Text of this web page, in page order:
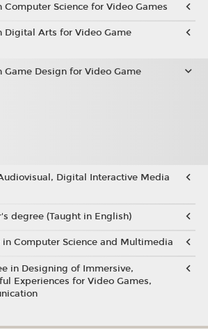
Computer Science for Video Games
Digital Arts for Video Game
Game Design for Video Game
Digital Interactive Media
degree (Taught in English)
Computer Science and Multimedia
in Designing of Immersive,
Experiences for Video Games,